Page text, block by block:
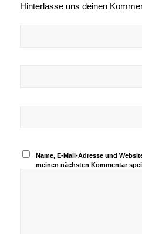
Hinterlasse uns deinen
Name, E-Mail-Adresse und
meinen nächsten Kommentar